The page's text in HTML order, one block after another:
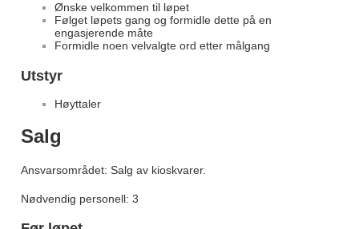
Ønske velkommen til løpet
Følget løpets gang og formidle dette på en
engasjerende måte
Formidle noen velvalgte ord etter målgang
Utstyr
Høyttaler
Salg
Ansvarsområdet: Salg av kioskvarer.
Nødvendig personell: 3